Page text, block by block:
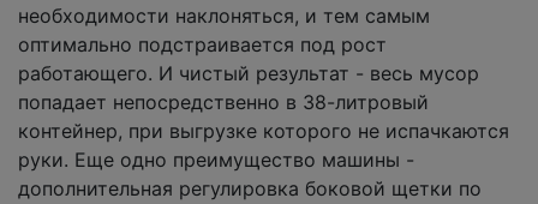
необходимости наклоняться, и тем самым
оптимально подстраивается под рост
работающего. И чистый результат - весь мусор
попадает непосредственно в 38-литровый
контейнер, при выгрузке которого не испачкаются
руки. Еще одно преимущество машины -
дополнительная регулировка боковой щетки по